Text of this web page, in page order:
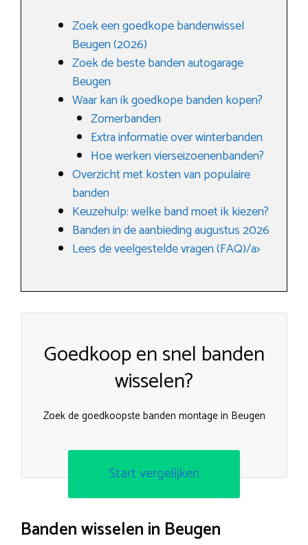
Zoek een goedkope bandenwissel
Beugen (2026)
Zoek de beste banden autogarage
Beugen
Waar kan ik goedkope banden kopen?
Zomerbanden
Extra informatie over winterbanden
Hoe werken vierseizoenenbanden?
Overzicht met kosten van populaire
banden
Keuzehulp: welke band moet ik kiezen?
Banden in de aanbieding augustus 2026
Lees de veelgestelde vragen (FAQ)/a>
Goedkoop en snel banden
wisselen?
Zoek de goedkoopste banden montage in Beugen
Start vergelijken
Banden wisselen in Beugen